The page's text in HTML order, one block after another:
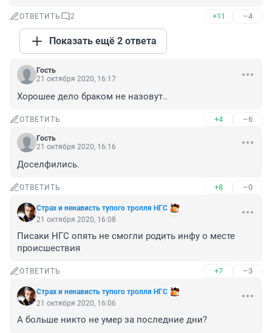
ОТВЕТИТЬ 2 +11 –4
Показать ещё 2 ответа
Гость
21 октября 2020, 16:17
Хорошее дело браком не назовут..
ОТВЕТИТЬ +4 –6
Гость
21 октября 2020, 16:16
Доселфились.
ОТВЕТИТЬ +8 –0
Cтрах и ненависть тупого тролля НГС
21 октября 2020, 16:08
Писаки НГС опять не смогли родить инфу о месте
происшествия
ОТВЕТИТЬ +7 –3
Cтрах и ненависть тупого тролля НГС
21 октября 2020, 16:06
А больше никто не умер за последние дни?